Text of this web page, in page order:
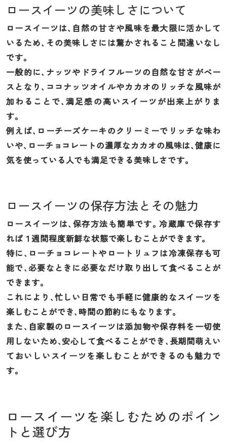
ロースイーツの美味しさについて
ロースイーツは、自然の甘さや風味を最大限に活かして
いるため、その美味しさには驚かされること間違いなし
です。
一般的に、ナッツやドライフルーツの自然な甘さがベー
スとなり、ココナッツオイルやカカオのリッチな風味が
加わることで、満足感の高いスイーツが出来上がりま
す。
例えば、ローチーズケーキのクリーミーでリッチな味わ
いや、ローチョコレートの濃厚なカカオの風味は、健康に
気を使っている人でも満足できる美味しさです。
ロースイーツの保存方法とその魅力
ロースイーツは、保存方法も簡単です。冷蔵庫で保存す
れば１週間程度新鮮な状態で楽しむことができます。
特に、ローチョコレートやロートリュフは冷凍保存も可
能で、必要なときに必要なだけ取り出して食べることが
できます。
これにより、忙しい日常でも手軽に健康的なスイーツを
楽しむことができ、時間の節約にもなります。
また、自家製のロースイーツは添加物や保存料を一切使
用しないため、安心して食べることができ、長期間萌えい
ておいしいスイーツを楽しむことができるのも魅力で
す。
ロースイーツを楽しむためのポイン
トと選び方